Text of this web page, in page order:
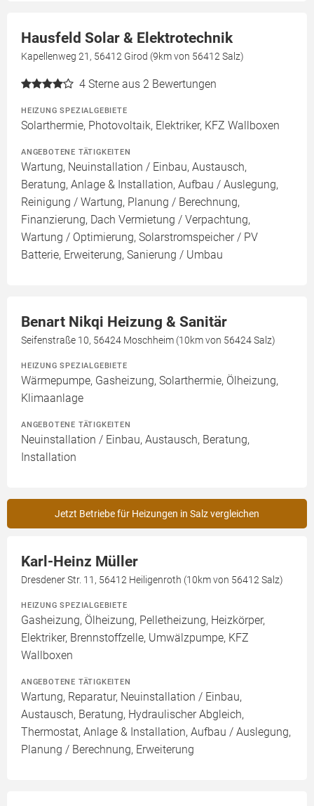
Hausfeld Solar & Elektrotechnik
Kapellenweg 21, 56412 Girod (9km von 56412 Salz)
4 Sterne aus 2 Bewertungen
HEIZUNG SPEZIALGEBIETE
Solarthermie, Photovoltaik, Elektriker, KFZ Wallboxen
ANGEBOTENE TÄTIGKEITEN
Wartung, Neuinstallation / Einbau, Austausch,
Beratung, Anlage & Installation, Aufbau / Auslegung,
Reinigung / Wartung, Planung / Berechnung,
Finanzierung, Dach Vermietung / Verpachtung,
Wartung / Optimierung, Solarstromspeicher / PV
Batterie, Erweiterung, Sanierung / Umbau
Benart Nikqi Heizung & Sanitär
Seifenstraße 10, 56424 Moschheim (10km von 56424 Salz)
HEIZUNG SPEZIALGEBIETE
Wärmepumpe, Gasheizung, Solarthermie, Ölheizung,
Klimaanlage
ANGEBOTENE TÄTIGKEITEN
Neuinstallation / Einbau, Austausch, Beratung,
Installation
Jetzt Betriebe für Heizungen in Salz vergleichen
Karl-Heinz Müller
Dresdener Str. 11, 56412 Heiligenroth (10km von 56412 Salz)
HEIZUNG SPEZIALGEBIETE
Gasheizung, Ölheizung, Pelletheizung, Heizkörper,
Elektriker, Brennstoffzelle, Umwälzpumpe, KFZ
Wallboxen
ANGEBOTENE TÄTIGKEITEN
Wartung, Reparatur, Neuinstallation / Einbau,
Austausch, Beratung, Hydraulischer Abgleich,
Thermostat, Anlage & Installation, Aufbau / Auslegung,
Planung / Berechnung, Erweiterung